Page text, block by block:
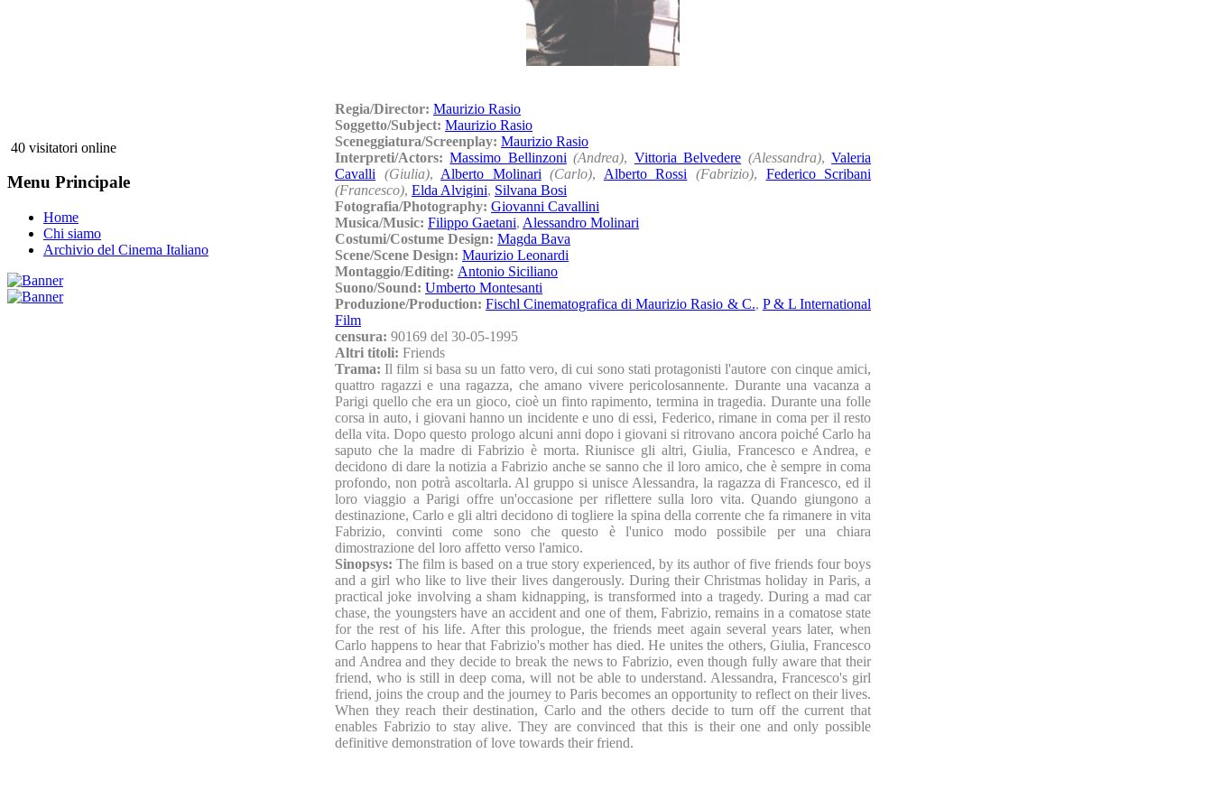
40 visitatori online
Menu Principale
Home
Chi siamo
Archivio del Cinema Italiano
Regia/Director: Maurizio Rasio
Soggetto/Subject: Maurizio Rasio
Sceneggiatura/Screenplay: Maurizio Rasio
Interpreti/Actors:Massimo Bellinzoni (Andrea), Vittoria Belvedere (Alessandra),Valeria
Cavalli
(Giulia), Alberto Molinari (Carlo), Alberto Rossi (Fabrizio), Federico Scribani
(Francesco), Elda Alvigini, Silvana Bosi
Fotografia/Photography: Giovanni Cavallini
Musica/Music: Filippo Gaetani, Alessandro Molinari
Costumi/Costume Design: Magda Bava
Scene/Scene Design: Maurizio Leonardi
Montaggio/Editing: Antonio Siciliano
Suono/Sound: Umberto Montesanti
Produzione/Production:Fischl Cinematografica di Maurizio Rasio & C., P & L International
Film
censura: 90169 del 30-05-1995
Altri titoli: Friends
Trama:Il film si basa su un fatto vero, di cui sono stati protagonisti l'autore con cinque amici,
quattro ragazzi e una ragazza, che amano vivere pericolosannente. Durante una vacanza a
Parigi quello che era un gioco, cioè un finto rapimento, termina in tragedia. Durante una folle
corsa in auto, i giovani hanno un incidente e uno di essi, Federico, rimane in coma per il resto
della vita. Dopo questo prologo alcuni anni dopo i giovani si ritrovano ancora poiché Carlo ha
saputo che la madre di Fabrizio è morta. Riunisce gli altri, Giulia, Francesco e Andrea, e
decidono di dare la notizia a Fabrizio anche se sanno che il loro amico, che è sempre in coma
profondo, non potrà ascoltarla. Al gruppo si unisce Alessandra, la ragazza di Francesco, ed il
loro viaggio a Parigi offre un'occasione per riflettere sulla loro vita. Quando giungono a
destinazione, Carlo e gli altri decidono di togliere la spina della corrente che fa rimanere in vita
Fabrizio, convinti come sono che questo è l'unico modo possibile per una chiara
dimostrazione del loro affetto verso l'amico.
Sinopsys:The film is based on a true story experienced, by its author of five friends four boys
and a girl who like to live their lives dangerously. During their Christmas holiday in Paris, a
practical joke involving a sham kidnapping, is transformed into a tragedy. During a mad car
chase, the youngsters have an accident and one of them, Fabrizio, remains in a comatose state
for the rest of his life. After this prologue, the friends meet again several years later, when
Carlo happens to hear that Fabrizio's mother has died. He unites the others, Giulia, Francesco
and Andrea and they decide to break the news to Fabrizio, even though fully aware that their
friend, who is still in deep coma, will not be able to understand. Alessandra, Francesco's girl
friend, joins the croup and the journey to Paris becomes an opportunity to reflect on their lives.
When they reach their destination, Carlo and the others decide to turn off the current that
enables Fabrizio to stay alive. They are convinced that this is their one and only possible
definitive demonstration of love towards their friend.